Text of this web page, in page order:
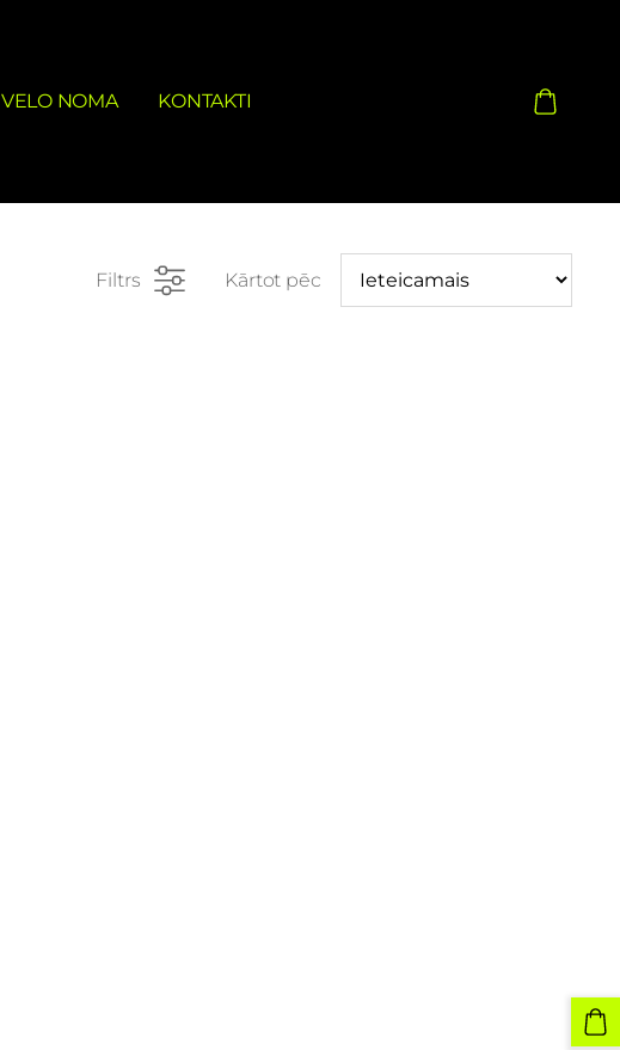
VELO NOMA KONTAKTI
Filtrs Kārtot pēc